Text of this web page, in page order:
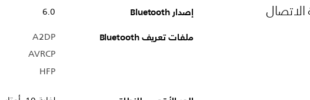
الاتصال إصدار Bluetooth 6.0
ملفات تعريف Bluetooth
A2DP
AVRCP
HFP